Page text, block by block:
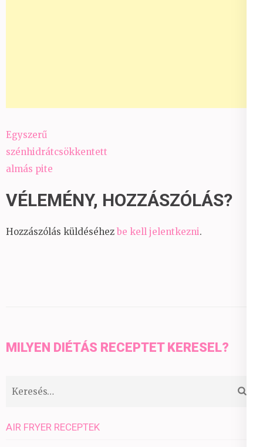
Bejegyzés
navigáció
Egyszerű
szénhidrátcsökkentett
almás pite
VÉLEMÉNY, HOZZÁSZÓLÁS?
Hozzászólás küldéséhez be kell jelentkezni.
MILYEN DIÉTÁS RECEPTET KERESEL?
Keresés:
AIR FRYER RECEPTEK